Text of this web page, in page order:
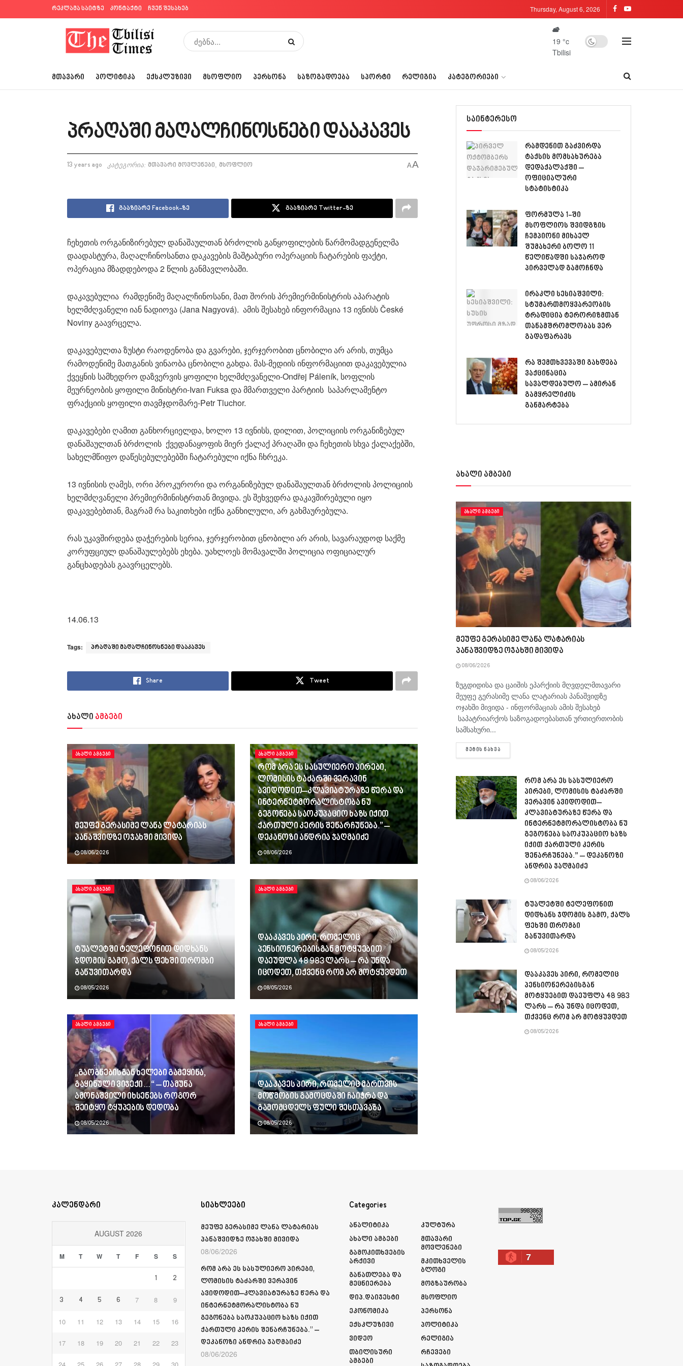
რეკლამა საიტზე კონტაქტი ჩვენ შესახებ Thursday, August 6, 2026
19 °c
Tbilisi
ᲛᲗᲐᲕᲐᲠᲘ ᲞᲝᲚᲘᲢᲘᲙᲐ ᲔᲥᲡᲙᲚᲣᲖᲘᲕᲘ ᲛᲡᲝᲤᲚᲘᲝ ᲞᲔᲠᲡᲝᲜᲐ ᲡᲐᲖᲝᲒᲐᲓᲝᲔᲑᲐ ᲡᲞᲝᲠᲢᲘ ᲠᲔᲚᲘᲒᲘᲐ ᲙᲐᲢᲔᲒᲝᲠᲘᲔᲑᲘ
პრაღაში მაღალჩინოსნები დააკავეს
13 years ago კატეგორია: მთავარი მოვლენები, მსოფლიო AA
გააზიარე Facebook-ზე გააზიარე Twitter-ზე
ჩეხეთის ორგანიზირებულ დანაშაულთან ბრძოლის განყოფილების წარმომადგენელმა
დაადასტურა, მაღალჩინოსანთა დაკავების მაშტაბური ოპერაციის ჩატარების ფაქტი,
ოპერაცია მზადდებოდა 2 წლის განმავლობაში.
დაკავებულია რამდენიმე მაღალჩინოსანი, მათ შორის პრემიერმინისტრის აპარატის
ხელმძღვანელი იან ნადიოვა (Jana Nagyová). ამის შესახებ ინფორმაცია 13 ივნისს České
Noviny გაავრცელა.
დაკავებულთა ზუსტი რაოდენობა და გვარები, ჯერჯერობით ცნობილი არ არის, თუმცა
რამოდენიმე მათგანის ვინაობა ცნობილი გახდა. მას-მედიის ინფორმაციით დაკავებულია
ქვეყნის სამხედრო დაზვერვის ყოფილი ხელმძღვანელი-Ondřej Páleník, სოფლის
მეურნეობის ყოფილი მინისტრი-Ivan Fuksa და მმართველი პარტიის საპარლამენტო
ფრაქციის ყოფილი თავმჯდომარე-Petr Tluchor.
დაკავებები ღამით განხორციელდა, ხოლო 13 ივნისს, დილით, პოლიციის ორგანიზებულ
დანაშაულთან ბრძოლის ქვედანაყოფის მიერ ქალაქ პრაღაში და ჩეხეთის სხვა ქალაქებში,
სახელმწიფო დაწესებულებებში ჩატარებული იქნა ჩხრეკა.
13 ივნისის ღამეს, ორი პროკურორი და ორგანიზებულ დანაშაულთან ბრძოლის პოლიციის
ხელმძღვანელი პრემიერმინისტრთან მივიდა. ეს შეხვედრა დაკავშირებული იყო
დაკავებებთან, მაგრამ რა საკითხები იქნა განხილული, არ გახმაურებულა.
რას უკავშირდება დაჭერების სერია, ჯერჯერობით ცნობილი არ არის, სავარაუდოდ საქმე
კორუფციულ დანაშაულებებს ეხება. უახლოეს მომავალში პოლიცია ოფიციალურ
განცხადებას გაავრცელებს.
14.06.13
Tags: პრაღაში მაღალჩინოსნები დააკავეს
Share Tweet
ახალი ამბები
ᲐᲮᲐᲚᲘ ᲐᲛᲑᲔᲑᲘ
მეუფე გერასიმე ლანა ლატარიას
პანაშვიდზე ოჯახში მივიდა
08/06/2026
ᲐᲮᲐᲚᲘ ᲐᲛᲑᲔᲑᲘ
რომ არა ეს სასულიერო პირები,
ლომისის ტაძარში ვერავინ
ავიდოდით–კლავიატურაზე წერა და
ინტერნეტმორალისტობა ნუ
გეგონება საოკუპაციო ხაზს იქით
ქართული კერის შენარჩუნება.” –
დეკანოზი ანდრია ჯაღმაიძე
08/06/2026
ᲐᲮᲐᲚᲘ ᲐᲛᲑᲔᲑᲘ
ტუალეტში ტელეფონით დიდხანს
ჯდომის გამო, ქალს ფეხში თრომბი
განუვითარდა
08/05/2026
ᲐᲮᲐᲚᲘ ᲐᲛᲑᲔᲑᲘ
დააკავეს პირი, რომელიც
პენსიონერებისგან მოტყუებით
დაეუფლა 48 983 ლარს – რა უნდა
იცოდეთ, თქვენც რომ არ მოტყუვდეთ
08/05/2026
ᲐᲮᲐᲚᲘ ᲐᲛᲑᲔᲑᲘ
„გაოგნებისგან ხელები გამეყინა,
გაყინული ვიჯექი…“ – თამუნა
ამონაშვილი იხსენებს როგორ
შეიტყო ტყუპების დედობა
08/05/2026
ᲐᲮᲐᲚᲘ ᲐᲛᲑᲔᲑᲘ
დააკავეს პირი, რომელიც მართვის
მოწმობის გამოცდაში ჩაიჭრა და
გამომცდელს ფული შესთავაზა
08/05/2026
საინტერესო
რამდენით გაძვირდა
ტაქსის მომსახურება
დედაქალაქში –
ოფიციალური
სტატისტიკა
ფორმულა 1-ში
მსოფლიოს შვიდგზის
ჩემპიონი მიხაელ
შუმახერი ბოლო 11
წელიწადში საჯაროდ
პირველად გამოჩნდა
ირაკლი სესიაშვილი:
სტუმართმოყვარეობის
ტრადიცია ტერორიზმთან
თანამშრომლობას ვერ
გადაფარავს
რა შემთხვევაში გახდება
ვაქცინაცია
სავალდებულო – ამირან
გამყრელიძის
განმარტება
ახალი ამბები
ᲐᲮᲐᲚᲘ ᲐᲛᲑᲔᲑᲘ
მეუფე გერასიმე ლანა ლატარიას
პანაშვიდზე ოჯახში მივიდა
08/06/2026
ზუგდიდისა და ცაიშის ეპარქიის მღვდელმთავარი
მეუფე გერასიმე ლანა ლატარიას პანაშვიდზე
ოჯახში მივიდა - ინფორმაციას ამის შესახებ
საპატრიარქოს საზოგადოებასთან ურთიერთობის
სამსახური...
ᲛᲔᲢᲘᲡ ᲜᲐᲮᲕᲐ
რომ არა ეს სასულიერო
პირები, ლომისის ტაძარში
ვერავინ ავიდოდით–
კლავიატურაზე წერა და
ინტერნეტმორალისტობა ნუ
გეგონება საოკუპაციო ხაზს
იქით ქართული კერის
შენარჩუნება.” – დეკანოზი
ანდრია ჯაღმაიძე
08/06/2026
ტუალეტში ტელეფონით
დიდხანს ჯდომის გამო, ქალს
ფეხში თრომბი
განუვითარდა
08/05/2026
დააკავეს პირი, რომელიც
პენსიონერებისგან
მოტყუებით დაეუფლა 48 983
ლარს – რა უნდა იცოდეთ,
თქვენც რომ არ მოტყუვდეთ
08/05/2026
კალენდარი
AUGUST 2026
M T W T F S S
1 2
3 4 5 6 7 8 9
10 11 12 13 14 15 16
17 18 19 20 21 22 23
24 25 26 27 28 29 30
სიახლეები
მეუფე გერასიმე ლანა ლატარიას
პანაშვიდზე ოჯახში მივიდა
08/06/2026
რომ არა ეს სასულიერო პირები,
ლომისის ტაძარში ვერავინ
ავიდოდით–კლავიატურაზე წერა და
ინტერნეტმორალისტობა ნუ
გეგონება საოკუპაციო ხაზს იქით
ქართული კერის შენარჩუნება.” –
დეკანოზი ანდრია ჯაღმაიძე
08/06/2026
Categories
Ანალიტიკა
Ახალი Ამბები
Გამოკითხვების
Არქივი
Განათლება Და
Მეცნიერება
Დიპ.დაიჯესტი
Ეკონომიკა
Ექსკლუზივი
Ვიდეო
Თბილისური
Ამბები
Კულტურა
Მთავარი
Მოვლენები
Მკითხველის
Ბლოგი
Მოგზაურობა
Მსოფლიო
Პერსონა
Პოლიტიკა
Რელიგია
Რჩევები
7